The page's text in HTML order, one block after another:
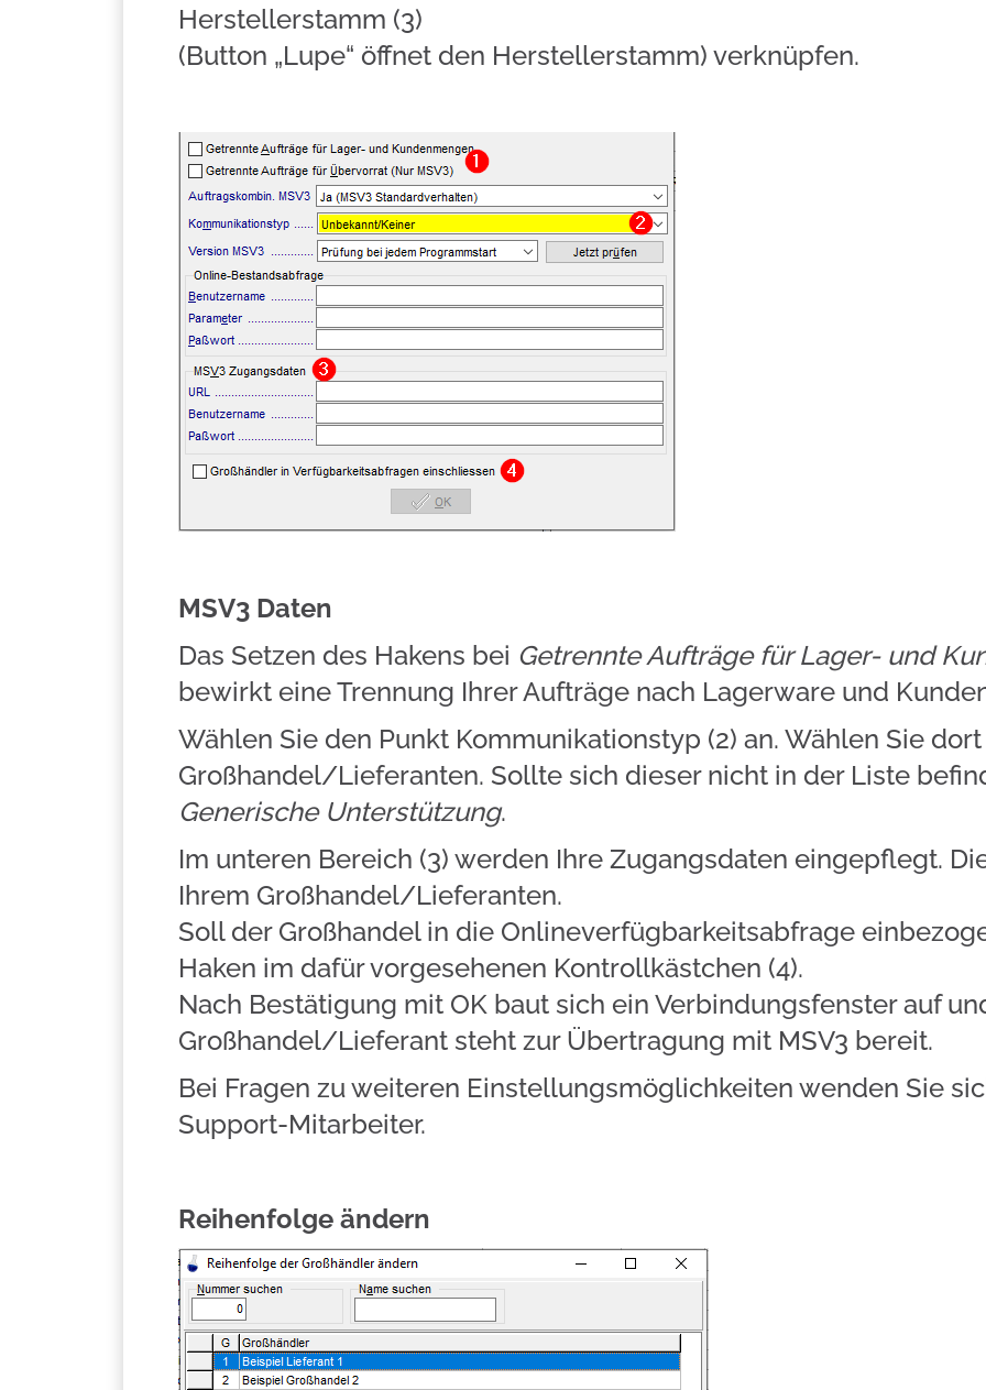
Herstellerstamm (3)
(Button „Lupe“ öffnet den Herstellerstamm) verknüpfen.
MSV3 Daten
Das Setzen des Hakens bei Getrennte Aufträge für Lager- und
bewirkt eine Trennung Ihrer Aufträge nach Lagerware und
Wählen Sie den Punkt Kommunikationstyp (2) an. Wählen Sie
Großhandel/Lieferanten. Sollte sich dieser nicht in der Liste
Generische Unterstützung.
Im unteren Bereich (3) werden Ihre Zugangsdaten eingepflegt.
Ihrem Großhandel/Lieferanten.
Soll der Großhandel in die Onlineverfügbarkeitsabfrage
Haken im dafür vorgesehenen Kontrollkästchen (4).
Nach Bestätigung mit OK baut sich ein Verbindungsfenster auf
Großhandel/Lieferant steht zur Übertragung mit MSV3 bereit.
Bei Fragen zu weiteren Einstellungsmöglichkeiten wenden Sie
Support-Mitarbeiter.
Reihenfolge ändern